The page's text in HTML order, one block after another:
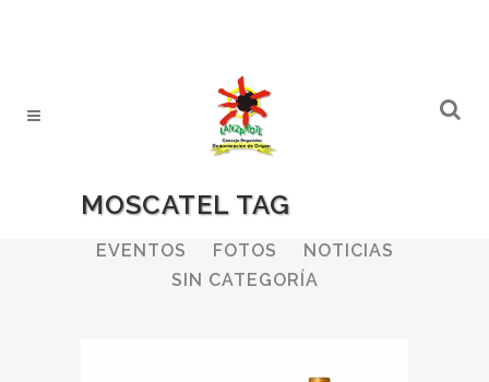
MOSCATEL TAG
ALL BODEGAS
BOLETINES
EVENTOS
FOTOS
NOTICIAS
SIN CATEGORÍA